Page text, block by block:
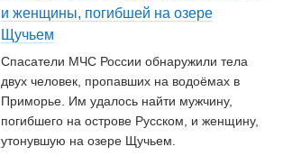
и женщины, погибшей на озере
Щучьем
Спасатели МЧС России обнаружили тела
двух человек, пропавших на водоёмах в
Приморье. Им удалось найти мужчину,
погибшего на острове Русском, и женщину,
утонувшую на озере Щучьем.